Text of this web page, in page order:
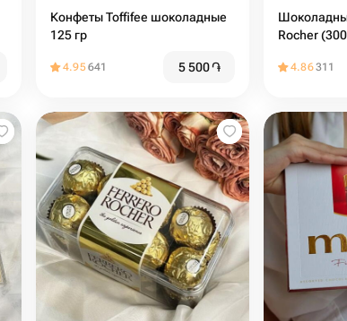
Конфеты Toffifee шоколадные
125 гр
4.95641 5 500֏
Rocher
4.86311